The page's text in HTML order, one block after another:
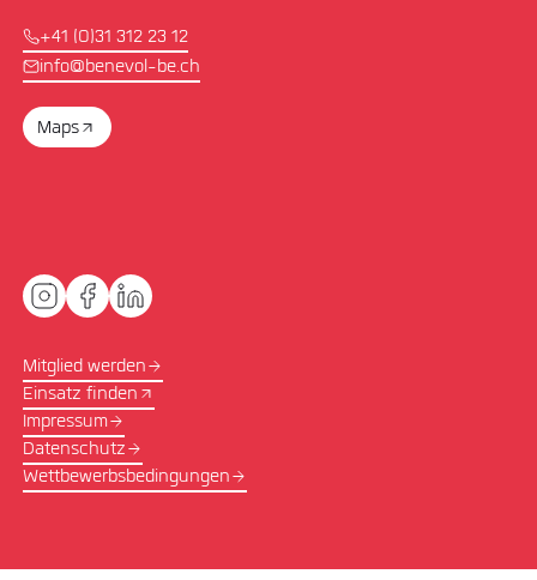
+41 (0)31 312 23 12
info@benevol-be.ch
Maps
Mitglied werden
Einsatz finden
Impressum
Datenschutz
Wettbewerbsbedingungen